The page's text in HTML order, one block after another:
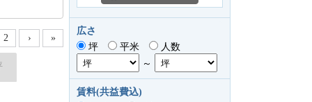
2 › »
広さ
坪
平米
人数
～
賃料(共益費込)